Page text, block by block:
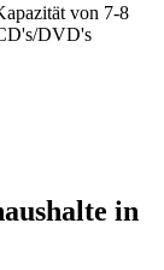
von 7-8
DVD's
in